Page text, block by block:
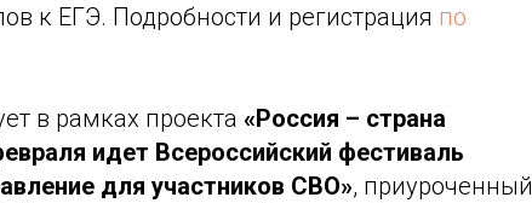
к ЕГЭ. Подробности и регистрация по
в рамках проекта «Россия – страна
идет Всероссийский фестиваль
для участников СВО», приуроченный